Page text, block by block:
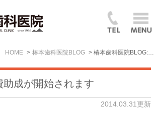
HOME 椿本歯科医院BLOG
助成が開始されます
2014.03.31更新